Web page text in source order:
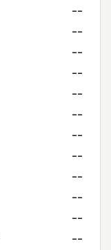
--
--
--
--
--
--
--
--
--
--
--
--